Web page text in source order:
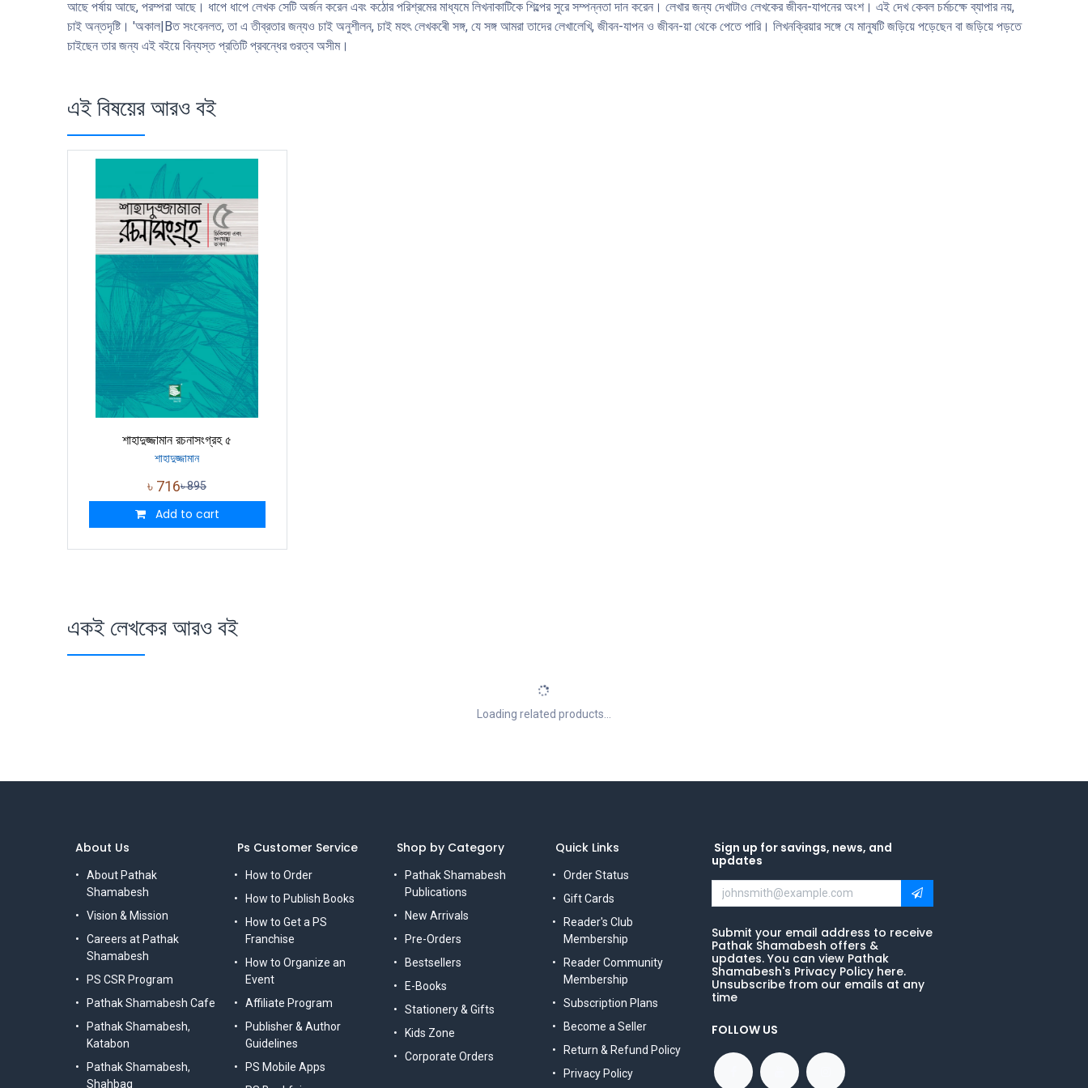
আছে পর্ষায় আছে, পরম্পরা আছে। ধাপে ধাপে লেখক সেটি অর্জন করেন এবং কঠোর পরিশ্রমের মাধ্যমে লিখনাকাটিকে শিল্পের সুরে সম্পন্নতা দান করেন। লেখার জন্য দেখাটাও লেখকের জীবন-যাপনের অংশ। এই দেখ কেবল চর্মচক্ষে ব্যাপার নয়,
চাই অন্তদৃষ্টি। 'অকাল|Bত সংবেনলত, তা এ তীব্রতার জন্যও চাই অনুশীলন, চাই মহৎ লেখকৰেী সঙ্গ, যে সঙ্গ আমরা তাদের লেখালেখি, জীবন-যাপন ও জীবন-য়া থেকে পেতে পারি। লিখনক্রিয়ার সঙ্গে যে মানুষটি জড়িয়ে পড়েছেন বা জড়িয়ে পড়তে
চাইছেন তার জন্য এই বইয়ে বিন্যস্ত প্রতিটি প্রবন্ধের গুরত্ব অসীম।
এই বিষয়ের আরও বই
শাহাদুজ্জামান রচনাসংগ্রহ ৫
শাহাদুজ্জামান
৳ 716৳895
Add to cart
একই লেখকের আরও বই
Loading related products...
Ps Customer Service
How to Order
How to Publish Books
How to Get a PS
Franchise
How to Organize an
Event
Affiliate Program
Publisher & Author
Guidelines
PS Mobile Apps
Shop by Category
Pathak Shamabesh
Publications
New Arrivals
Pre-Orders
Bestsellers
E-Books
Stationery & Gifts
Kids Zone
Corporate Orders
Quick Links
Order Status
Gift Cards
Reader's Club
Membership
Reader Community
Membership
Subscription Plans
Become a Seller
Return & Refund Policy
Privacy Policy
Sign up for savings, news, and
updates
Submit your email address to receive
Pathak Shamabesh offers &
updates. You can view Pathak
Shamabesh's Privacy Policy here.
Unsubscribe from our emails at any
time
FOLLOW US
About Us
About Pathak
Shamabesh
Vision & Mission
Careers at Pathak
Shamabesh
PS CSR Program
Pathak Shamabesh Cafe
Pathak Shamabesh,
Katabon
Pathak Shamabesh,
Shahbag